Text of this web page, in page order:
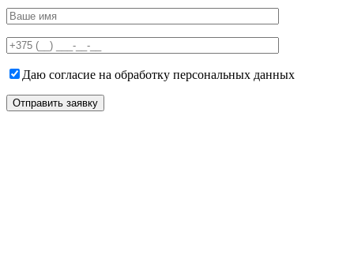
leave
field
empty.
Даю согласие на обработку персональных данных